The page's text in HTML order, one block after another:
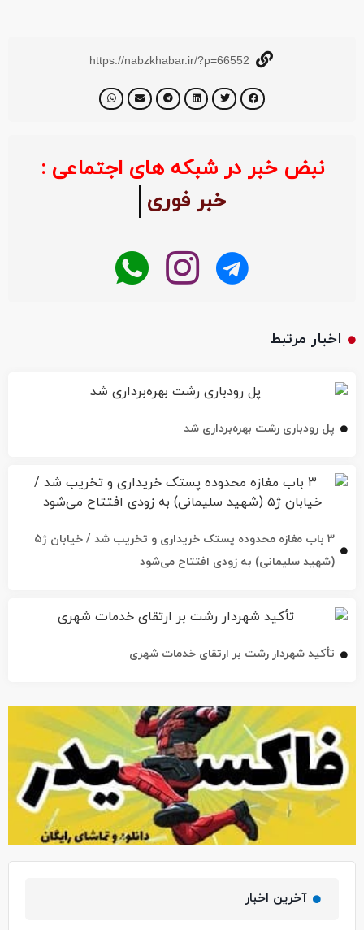
https://nabzkhabar.ir/?p=66552
نبض خبر در شبکه های اجتماعی :
خبر فوری
اخبار مرتبط
پل رودباری رشت بهره‌برداری شد
۳ باب مغازه محدوده پستک خریداری و تخریب شد / خیابان ژ۵
(شهید سلیمانی) به زودی افتتاح می‌شود
تأکید شهردار رشت بر ارتقای خدمات شهری
آخرین اخبار